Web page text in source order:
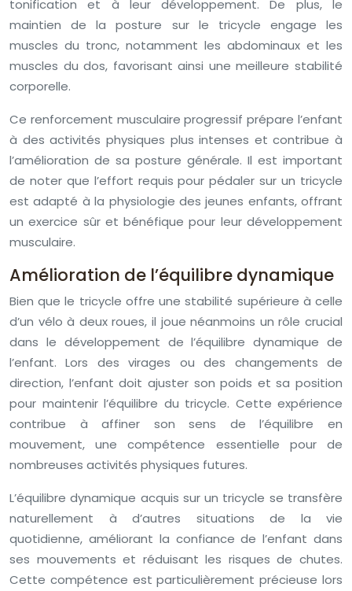
tonification et à leur développement. De plus, le
maintien de la posture sur le tricycle engage les
muscles du tronc, notamment les abdominaux et les
muscles du dos, favorisant ainsi une meilleure stabilité
corporelle.
Ce renforcement musculaire progressif prépare l’enfant
à des activités physiques plus intenses et contribue à
l’amélioration de sa posture générale. Il est important
de noter que l’effort requis pour pédaler sur un tricycle
est adapté à la physiologie des jeunes enfants, offrant
un exercice sûr et bénéfique pour leur développement
musculaire.
Amélioration de l’équilibre dynamique
Bien que le tricycle offre une stabilité supérieure à celle
d’un vélo à deux roues, il joue néanmoins un rôle crucial
dans le développement de l’équilibre dynamique de
l’enfant. Lors des virages ou des changements de
direction, l’enfant doit ajuster son poids et sa position
pour maintenir l’équilibre du tricycle. Cette expérience
contribue à affiner son sens de l’équilibre en
mouvement, une compétence essentielle pour de
nombreuses activités physiques futures.
L’équilibre dynamique acquis sur un tricycle se transfère
naturellement à d’autres situations de la vie
quotidienne, améliorant la confiance de l’enfant dans
ses mouvements et réduisant les risques de chutes.
Cette compétence est particulièrement précieuse lors